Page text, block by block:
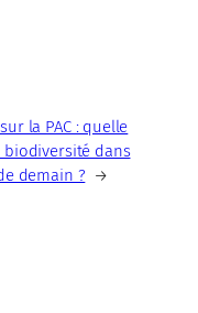
la PAC : quelle
biodiversité dans
demain ? →